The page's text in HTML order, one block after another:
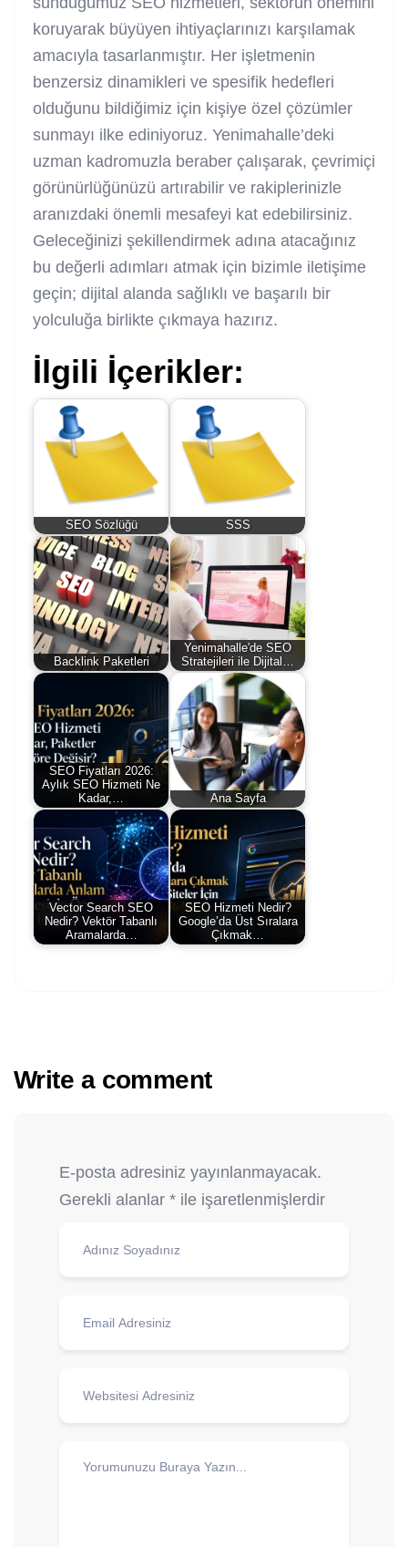
koruyarak büyüyen ihtiyaçlarınızı karşılamak
amacıyla tasarlanmıştır. Her işletmenin
benzersiz dinamikleri ve spesifik hedefleri
olduğunu bildiğimiz için kişiye özel çözümler
sunmayı ilke ediniyoruz. Yenimahalle’deki
uzman kadromuzla beraber çalışarak, çevrimiçi
görünürlüğünüzü artırabilir ve rakiplerinizle
aranızdaki önemli mesafeyi kat edebilirsiniz.
Geleceğinizi şekillendirmek adına atacağınız
bu değerli adımları atmak için bizimle iletişime
geçin; dijital alanda sağlıklı ve başarılı bir
yolculuğa birlikte çıkmaya hazırız.
İlgili İçerikler:
SEO Sözlüğü SSS
Backlink Paketleri
Yenimahalle'de SEO
Stratejileri ile Dijital…
SEO Fiyatları 2026:
Aylık SEO Hizmeti Ne
Kadar,…
Ana Sayfa
Vector Search SEO
Nedir? Vektör Tabanlı
Aramalarda…
SEO Hizmeti Nedir?
Google’da Üst Sıralara
Çıkmak…
Write a comment
E-posta adresiniz yayınlanmayacak.
Gerekli alanlar * ile işaretlenmişlerdir